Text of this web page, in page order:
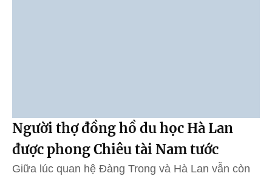
Người thợ đồng hồ du học Hà Lan
được phong Chiêu tài Nam tước
Giữa lúc quan hệ Đàng Trong và Hà Lan vẫn còn